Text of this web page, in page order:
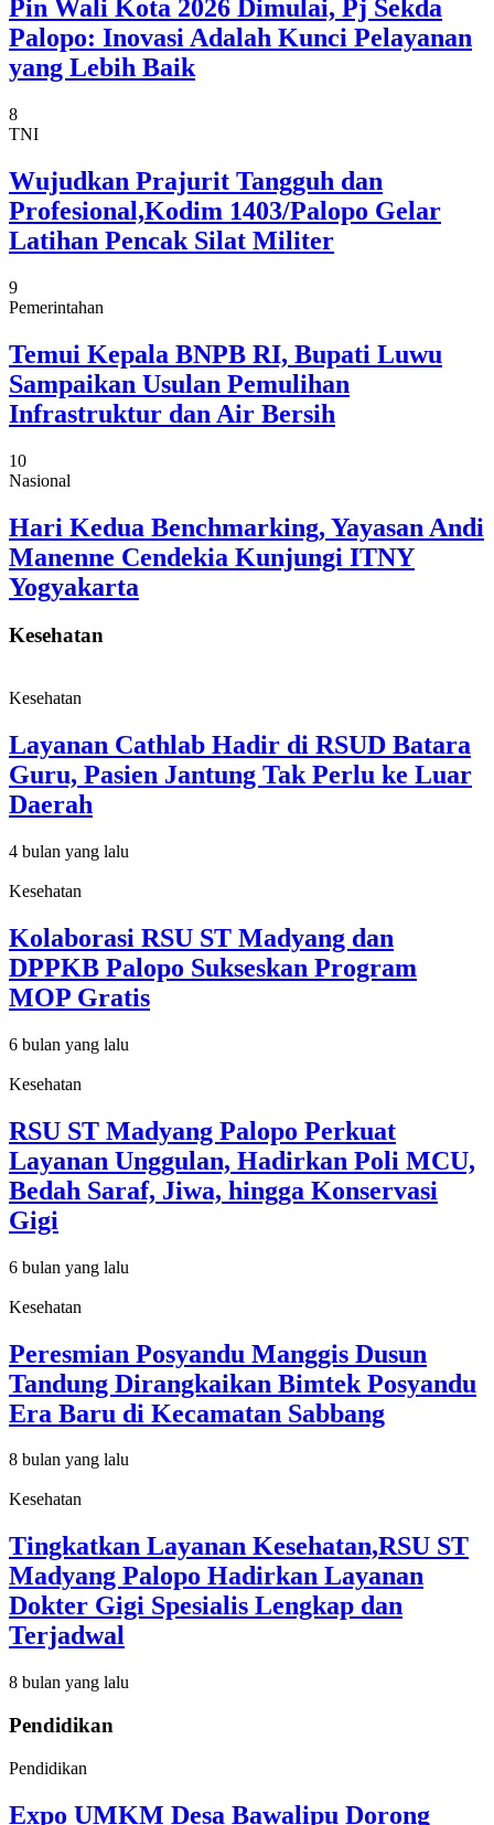
Pin Wali Kota 2026 Dimulai, Pj Sekda
Palopo: Inovasi Adalah Kunci Pelayanan
yang Lebih Baik
8
TNI
Wujudkan Prajurit Tangguh dan
Profesional,Kodim 1403/Palopo Gelar
Latihan Pencak Silat Militer
9
Pemerintahan
Temui Kepala BNPB RI, Bupati Luwu
Sampaikan Usulan Pemulihan
Infrastruktur dan Air Bersih
10
Nasional
Hari Kedua Benchmarking, Yayasan Andi
Manenne Cendekia Kunjungi ITNY
Yogyakarta
Kesehatan
Kesehatan
Layanan Cathlab Hadir di RSUD Batara
Guru, Pasien Jantung Tak Perlu ke Luar
Daerah
4 bulan yang lalu
Kesehatan
Kolaborasi RSU ST Madyang dan
DPPKB Palopo Sukseskan Program
MOP Gratis
6 bulan yang lalu
Kesehatan
RSU ST Madyang Palopo Perkuat
Layanan Unggulan, Hadirkan Poli MCU,
Bedah Saraf, Jiwa, hingga Konservasi
Gigi
6 bulan yang lalu
Kesehatan
Peresmian Posyandu Manggis Dusun
Tandung Dirangkaikan Bimtek Posyandu
Era Baru di Kecamatan Sabbang
8 bulan yang lalu
Kesehatan
Tingkatkan Layanan Kesehatan,RSU ST
Madyang Palopo Hadirkan Layanan
Dokter Gigi Spesialis Lengkap dan
Terjadwal
8 bulan yang lalu
Pendidikan
Pendidikan
Expo UMKM Desa Bawalipu Dorong